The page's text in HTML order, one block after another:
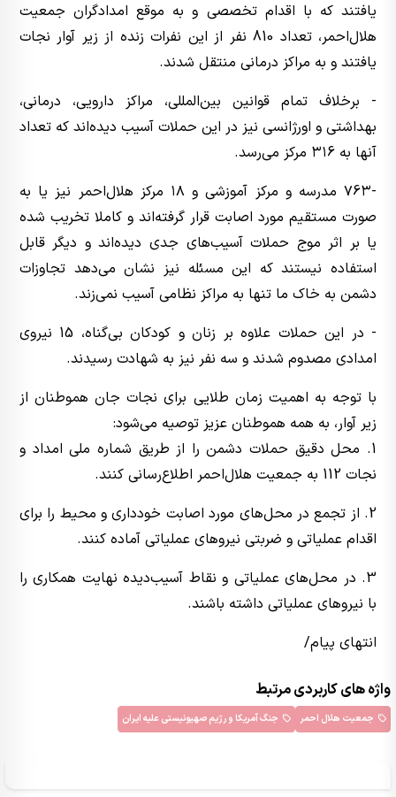
یافتند که با اقدام تخصصی و به موقع امدادگران جمعیت
هلال‌احمر، تعداد 810 نفر از این نفرات زنده از زیر آوار نجات
یافتند و به مراکز درمانی منتقل شدند.
- برخلاف تمام قوانین بین‌المللی، مراکز دارویی، درمانی،
بهداشتی و اورژانسی نیز در این حملات آسیب دیده‌اند که تعداد
آنها به ٣١6 مرکز می‌رسد.
-٧6٣ مدرسه و مرکز آموزشی و ١٨ مرکز هلال‌احمر نیز یا به
صورت مستقیم مورد اصابت قرار گرفته‌اند و کاملا تخریب شده
یا بر اثر موج حملات آسیب‌های جدی دیده‌اند و دیگر قابل
استفاده نیستند که این مسئله نیز نشان می‌دهد تجاوزات
دشمن به خاک ما تنها به مراکز نظامی آسیب نمی‌زند.
- در این حملات علاوه بر زنان و کودکان بی‌گناه، 15 نیروی
امدادی مصدوم شدند و سه نفر نیز به شهادت رسیدند.
با توجه به اهمیت زمان طلایی برای نجات جان هموطنان از
زیر آوار، به همه هموطنان عزیز توصیه می‌شود:
1. محل دقیق حملات دشمن را از طریق شماره ملی امداد و
نجات 112 به جمعیت هلال‌احمر اطلاع‌رسانی کنند.
2. از تجمع در محل‌های مورد اصابت خودداری و محیط را برای
اقدام عملیاتی و ضربتی نیروهای عملیاتی آماده کنند.
3. در محل‌های عملیاتی و نقاط آسیب‌دیده نهایت همکاری را
با نیروهای عملیاتی داشته باشند.
انتهای پیام/
واژه های کاربردی مرتبط
جمعیت هلال احمر جنگ آمریکا و رژیم صهیونیستی علیه ایران